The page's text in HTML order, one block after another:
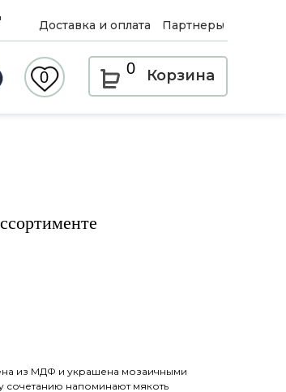
Корзина
0
0
Доставка и оплата Партнеры
из МДФ и украшена мозаичными
сочетанию напоминают мякоть